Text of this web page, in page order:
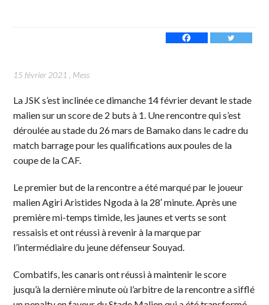
15 février 2021 , Mess
La JSK s’est inclinée ce dimanche 14 février devant le stade
malien sur un score de 2 buts à 1. Une rencontre qui s’est
déroulée au stade du 26 mars de Bamako dans le cadre du
match barrage pour les qualifications aux poules de la
coupe de la CAF.
Le premier but de la rencontre a été marqué par le joueur
malien Agiri Aristides Ngoda à la 28′ minute. Après une
première mi-temps timide, les jaunes et verts se sont
ressaisis et ont réussi à revenir à la marque par
l’intermédiaire du jeune défenseur Souyad.
Combatifs, les canaris ont réussi à maintenir le score
jusqu’à la dernière minute où l’arbitre de la rencontre a sifflé